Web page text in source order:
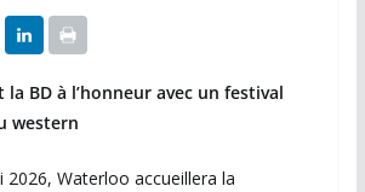
BD à l’honneur avec un festival
western
2026, Waterloo accueillera la